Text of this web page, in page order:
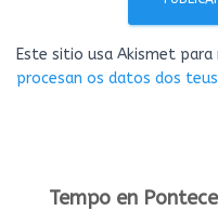
Este sitio usa Akismet para
procesan os datos dos
Tempo en